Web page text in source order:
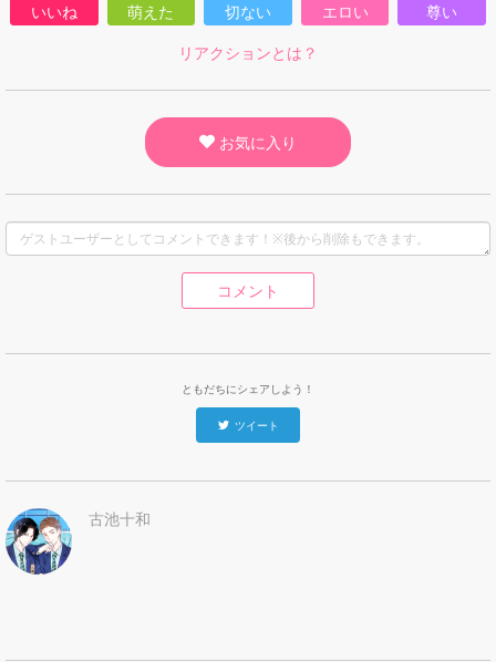
いいね 萌えた 切ない エロい
尊い
リアクションとは？
お気に入り
コメント
ともだちにシェアしよう！
ツイート
古池十和